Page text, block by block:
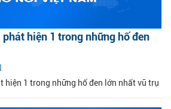
phát hiện 1 trong những hố đen
hiện 1 trong những hố đen lớn nhất vũ trụ